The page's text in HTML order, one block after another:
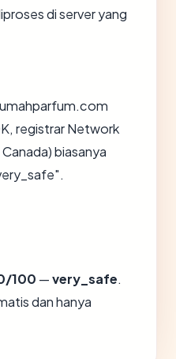
di server yang
registrar Network
biasanya
100 —very_safe.
dan hanya